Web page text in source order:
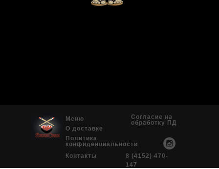
Меню
Политика
конфиденциальности
О доставке
Согласие на
обработку ПД
Контакты
8 (4152) 470-
147